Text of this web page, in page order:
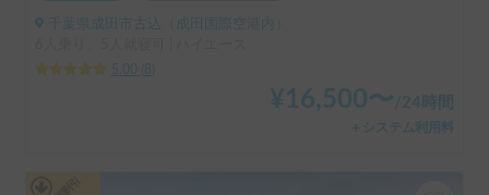
千葉県成田市古込（成田国際空港内）
5.00
8
¥ 16,500〜/24時間
＋システム利用料